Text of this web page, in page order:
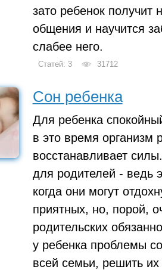
зато ребенок получит
общения и научится
слабее него.
Статей: 3 31712
Сон ребенка
Для ребенка
в это время организм
восстанавливает
для родителей - ведь
когда они могут
приятных, но, порой,
родительских
у ребенка проблемы
всей семьи, решить